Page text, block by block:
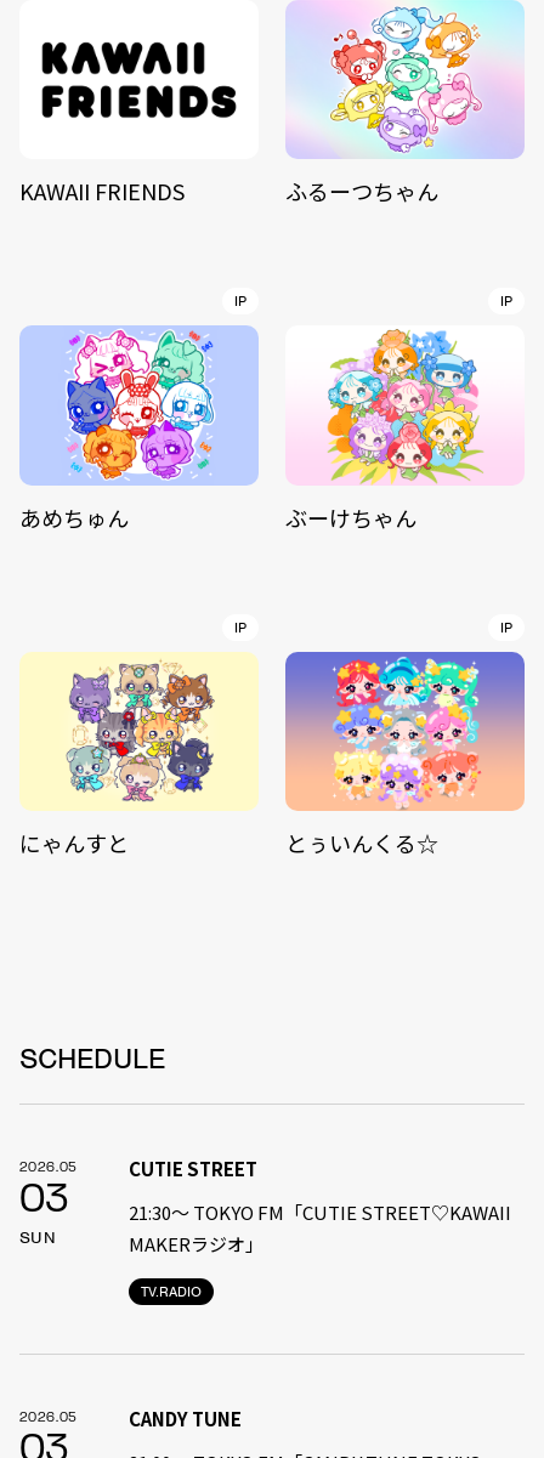
KAWAII FRIENDS ふるーつちゃん
IP
あめちゅん
IP
ぶーけちゃん
IP
にゃんすと
IP
とぅいんくる☆
SCHEDULE
2026.05
03
SUN
TV.RADIO
CUTIE STREET
21:30〜 TOKYO FM「CUTIE STREET♡KAWAII
MAKERラジオ」
2026.05
CANDY TUNE